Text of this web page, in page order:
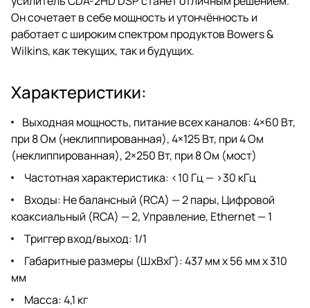
Он сочетает в себе мощность и утончённость и
работает с широким спектром продуктов Bowers &
Wilkins, как текущих, так и будущих.
Характеристики:
Выходная мощность, питание всех каналов: 4×60 Вт,
при 8 Ом (неклиппированная), 4×125 Вт, при 4 Ом
(неклиппированная), 2×250 Вт, при 8 Ом (мост)
Частотная характеристика: <10 Гц — >30 кГц
Входы: Не балансный (RCA) — 2 пары, Цифровой
коаксиальный (RCA) — 2, Управление, Ethernet — 1
Триггер вход/выход: 1/1
Габаритные размеры (ШхВхГ): 437 мм x 56 мм x 310
мм
Масса: 4,1 кг